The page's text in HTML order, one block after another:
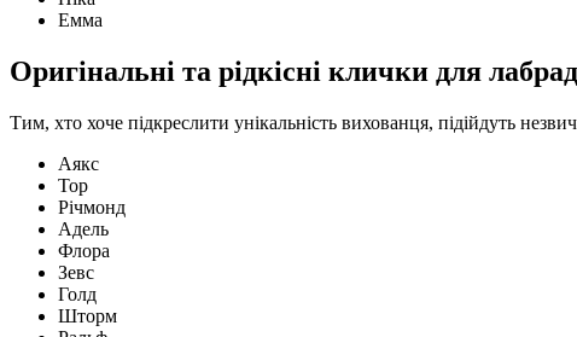
Емма
Оригінальні та рідкісні клички для
Тим, хто хоче підкреслити унікальність вихованця, підійдуть
Аякс
Тор
Річмонд
Адель
Флора
Зевс
Голд
Шторм